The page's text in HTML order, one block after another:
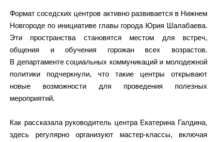
Формат соседских центров активно развивается в Нижнем
Новгороде по инициативе главы города Юрия Шалабаева.
Эти пространства становятся местом для встреч,
общения и обучения горожан всех возрастов.
В департаменте социальных коммуникаций и молодежной
политики подчеркнули, что такие центры открывают
новые возможности для проведения полезных
мероприятий.
Как рассказала руководитель центра Екатерина Галдина,
здесь регулярно организуют мастер-классы, включая